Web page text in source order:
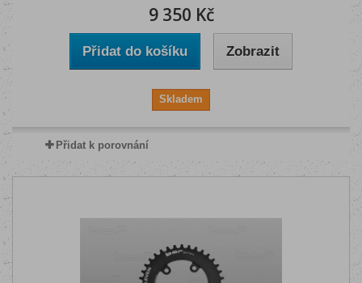
9 350 Kč
Přidat do košíku Zobrazit
Skladem
Přidat k porovnání